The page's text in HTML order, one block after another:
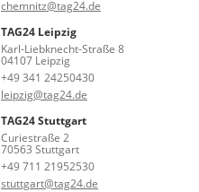
chemnitz@tag24.de
TAG24 Leipzig
Karl-Liebknecht-Straße 8
04107 Leipzig
+49 341 24250430
leipzig@tag24.de
TAG24 Stuttgart
Curiestraße 2
70563 Stuttgart
+49 711 21952530
stuttgart@tag24.de